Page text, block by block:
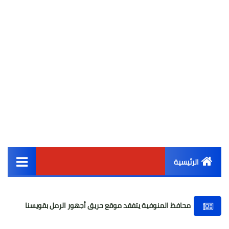
الرئيسية
أخبار مصر
المنوفية يتفقد موقع حريق أجهور الرمل بقويسنا وفاة